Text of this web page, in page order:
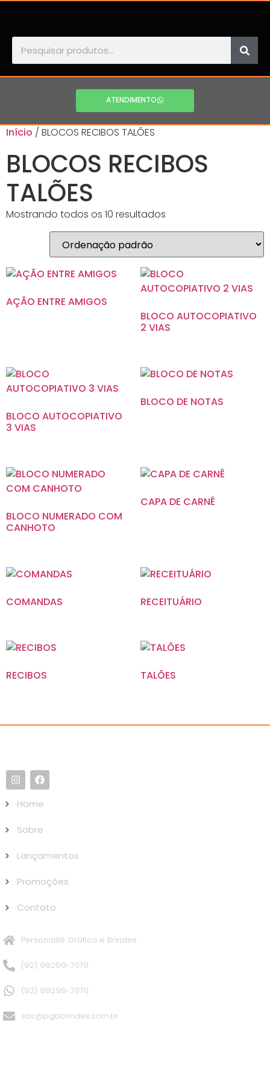
ATENDIMENTO
Início / BLOCOS RECIBOS TALÕES
BLOCOS RECIBOS
TALÕES
Mostrando todos os 10 resultados
AÇÃO ENTRE AMIGOS
BLOCO AUTOCOPIATIVO
2 VIAS
BLOCO AUTOCOPIATIVO
3 VIAS
BLOCO DE NOTAS
BLOCO NUMERADO COM
CANHOTO
CAPA DE CARNÊ
COMANDAS RECEITUÁRIO
RECIBOS TALÕES
Home
Sobre
Lançamentos
Promoções
Contato
Personalitê Gráfica e Brindes
(92) 99299-7070
(92) 99299-7070
sac@pgbbrindes.com.br